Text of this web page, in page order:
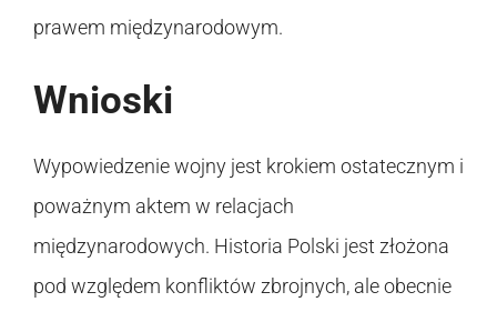
prawem międzynarodowym.
Wnioski
Wypowiedzenie wojny jest krokiem ostatecznym i
poważnym aktem w relacjach
międzynarodowych. Historia Polski jest złożona
pod względem konfliktów zbrojnych, ale obecnie